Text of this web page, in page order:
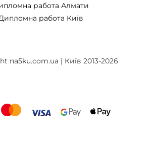
работа Алмати
работа Київ
na5ku.com.ua | Київ 2013-2026